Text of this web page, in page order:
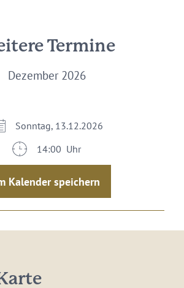
Termine
Dezember 2026
Sonntag, 13.12.2026
14:00 Uhr
Kalender speichern